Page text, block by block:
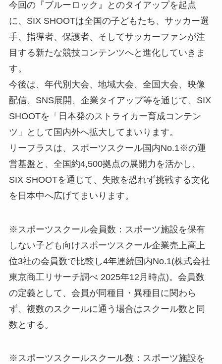
今回の『ブルーロック』とのタイアップを起点
に、SIX SHOOTは全国の子どもたち、サッカー選
手、指導者、保護者、そしてサッカーファンが注
目する新たな競技コンテンツへと進化していきま
す。
今後は、年代別大会、地域大会、全国大会、映像
配信、SNS展開、企業タイアップ等を通じて、SIX
SHOOTを「日本発のストライカー育成コンテン
ツ」として国内外へ拡大してまいります。
リーフラスは、スポーツスクール国内No.1※の運
営基盤と、全国約4,500拠点の展開力を活かし、
SIX SHOOTを通じて、失敗を恐れず挑戦する文化
を日本中へ広げてまいります。
※スポーツスクール会員数：スポーツ施設を保有
しない子ども向けスポーツスクール企業売上高上
位3社の会員数で比較し4年連続国内No.1(株式会社
東京商工リサーチ調べ 2025年12月時点)。会員数
の定義として、会員が同種目・異種目に関わら
ず、複数のスクールに通う場合はスクール数と同
数とする。
※スポーツスクールスクール数：スポーツ施設を